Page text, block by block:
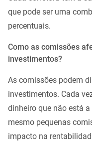
que pode ser uma
percentuais.
Como as comissões
investimentos?
As comissões podem
investimentos. Cada
dinheiro que não está
mesmo pequenas
impacto na